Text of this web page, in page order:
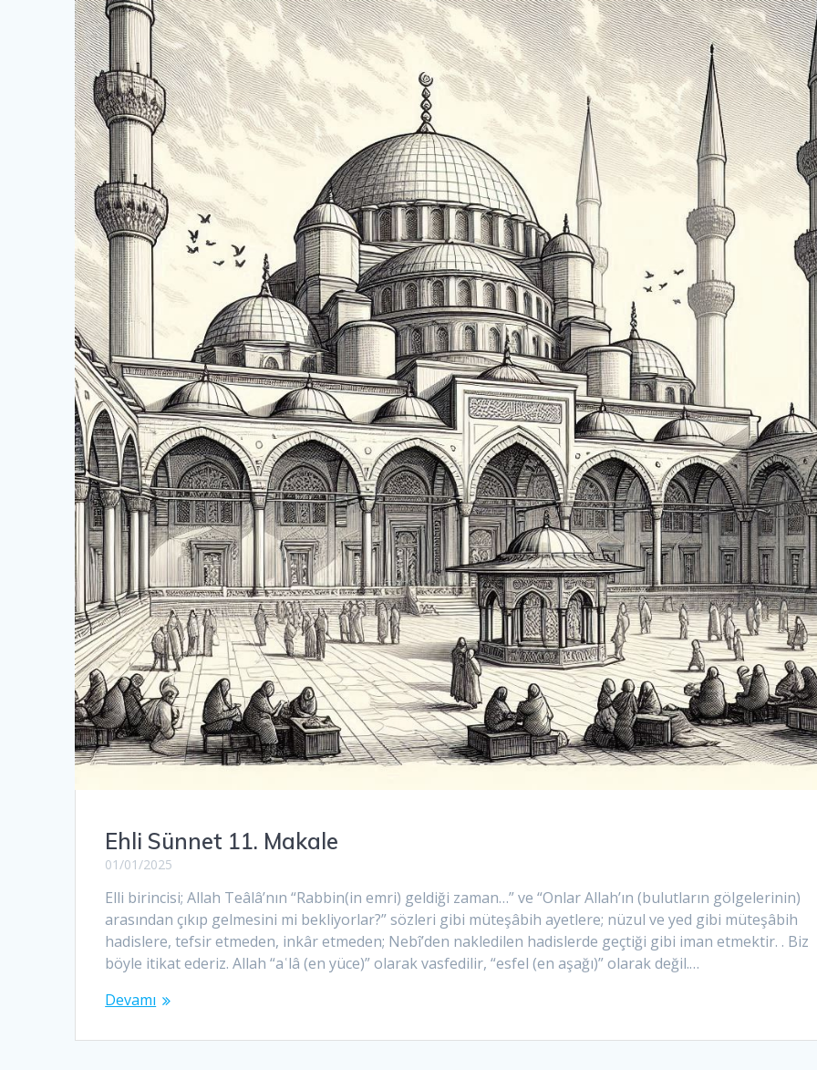
Ehli Sünnet 11. Makale
01/01/2025
Elli birincisi; Allah Teâlâ’nın “Rabbin(in emri) geldiği zaman…” ve “Onlar Allah’ın (bulutların gölgelerinin)
arasından çıkıp gelmesini mi bekliyorlar?” sözleri gibi müteşâbih ayetlere; nüzul ve yed gibi müteşâbih
hadislere, tefsir etmeden, inkâr etmeden; Nebî’den nakledilen hadislerde geçtiği gibi iman etmektir. . Biz
böyle itikat ederiz. Allah “aʿlâ (en yüce)” olarak vasfedilir, “esfel (en aşağı)” olarak değil.…
Devamı